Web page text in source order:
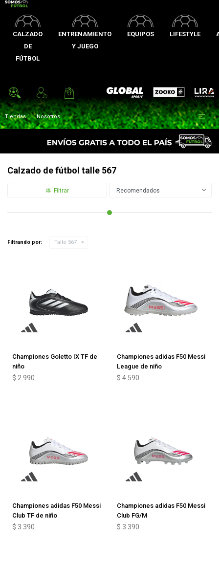
CALZADO
DE
FÚTBOL
ENTRENAMIENTO
Y JUEGO
EQUIPOS LIFESTYLE
Global Sports Zooko Lira
Tiendas Nosotros 
Calzado de fútbol talle 567
Recomendados
Filtrando por: Talle 567
Championes Goletto IX TF de
niño
$ 2.990
Championes adidas F50 Messi
League de niño
$ 4.590
Championes adidas F50 Messi
Club TF de niño
$ 3.390
Championes adidas F50 Messi
Club FG/M
$ 3.390